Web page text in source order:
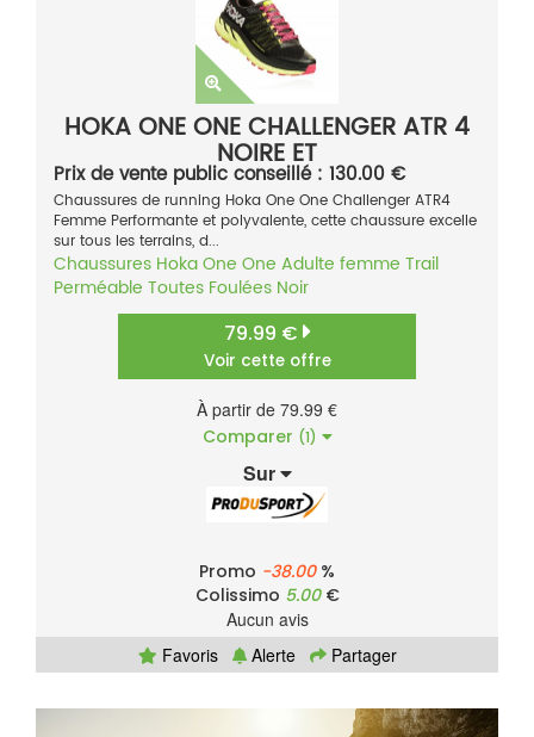
HOKA ONE ONE CHALLENGER ATR 4
NOIRE ET
Prix de vente public conseillé : 130.00 €
Chaussures de running Hoka One One Challenger ATR4
Femme Performante et polyvalente, cette chaussure excelle
sur tous les terrains, d...
Chaussures Hoka One One Adulte femme Trail
Perméable Toutes Foulées Noir
79.99 €
Voir cette offre
À partir de 79.99 €
Comparer (1)
Sur
Promo -38.00%
Colissimo 5.00€
Aucun avis
Favoris
Alerte Partager